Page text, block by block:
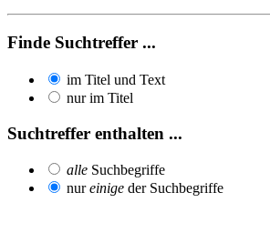
Finde Suchtreffer ...
im Titel und Text
nur im Titel
Suchtreffer enthalten ...
alle Suchbegriffe
nureinige der Suchbegriffe